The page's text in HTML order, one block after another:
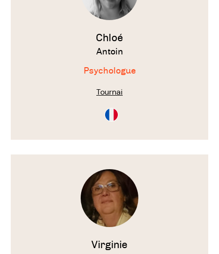
Chloé
Antoin
Psychologue
Tournai
Consultation
en
Voir
Virginie